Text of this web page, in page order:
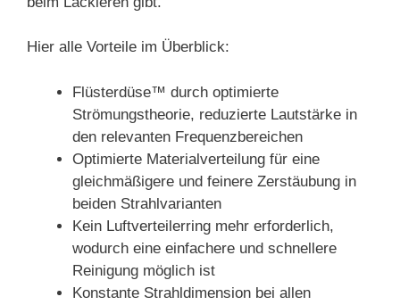
Hier alle Vorteile im Überblick:
Flüsterdüse™ durch optimierte
Strömungstheorie, reduzierte Lautstärke in
den relevanten Frequenzbereichen
Optimierte Materialverteilung für eine
gleichmäßigere und feinere Zerstäubung in
beiden Strahlvarianten
Kein Luftverteilerring mehr erforderlich,
wodurch eine einfachere und schnellere
Reinigung möglich ist
Konstante Strahldimension bei allen